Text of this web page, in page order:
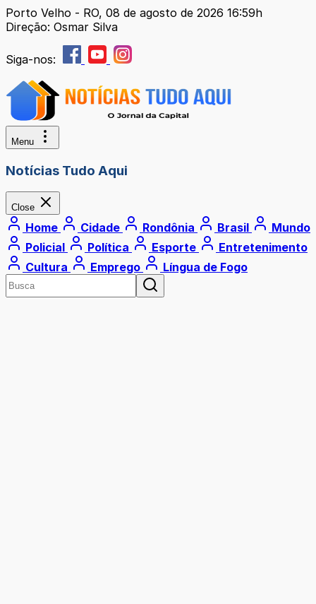
Porto Velho - RO, 08 de agosto de 2026 16:59h
Direção: Osmar Silva
Siga-nos:
Menu
Notícias Tudo Aqui
Close
Home Cidade Rondônia Brasil
Mundo
Policial
Política Esporte
Entretenimento
Cultura
Emprego Língua de Fogo